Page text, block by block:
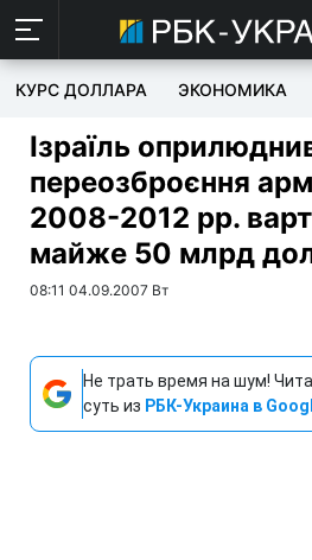
КУРС ДОЛЛАРА ЭКОНОМИКА
Ізраїль
переозброєння
2008-2012 рр.
майже 50 млрд
08:11 04.09.2007 Вт
Не трать время на шум!
суть из РБК-Украина в